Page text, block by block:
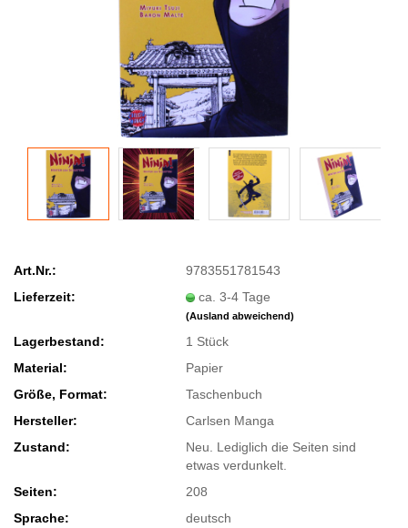
Art.Nr.:
9783551781543
Lieferzeit:
ca. 3-4 Tage
(Ausland abweichend)
Lagerbestand: 1 Stück
Material:
Papier
Größe, Format:
Taschenbuch
Hersteller:
Carlsen Manga
Zustand:
Neu. Lediglich die Seiten sind
etwas verdunkelt.
Seiten:
208
Sprache:
deutsch